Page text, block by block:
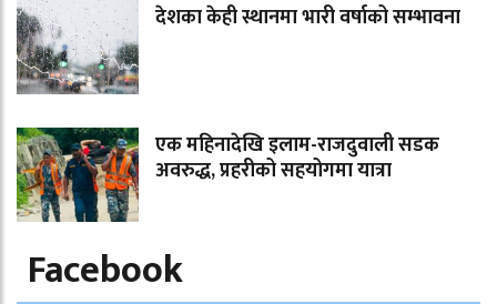
देशका केही स्थानमा भारी वर्षाको सम्भावना
एक महिनादेखि इलाम-राजदुवाली सडक
अवरुद्ध, प्रहरीको सहयोगमा यात्रा
Facebook